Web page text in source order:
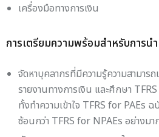
เครื่องมือทางการเงิน
การเตรียมความพร้อมสำหรับการน
จัดหาบุคลากรที่มีความรู้ความสามาร
รายงานทางการเงิน และศึกษา
ทั้งทำความเข้าใจ TFRS for PAEs
ซ้อนกว่า TFRS for NPAEs อย่างมา